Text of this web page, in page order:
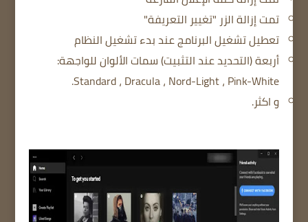
تمت إزالة الزر "تغيير التعريفة"
تعطيل تشغيل البرنامج عند بدء تشغيل النظام
أربعة (التحديد عند التثبيت) سمات الألوان للواجهة:
Standard ، Dracula ، Nord-Light ، Pink-White.
و اكثر.